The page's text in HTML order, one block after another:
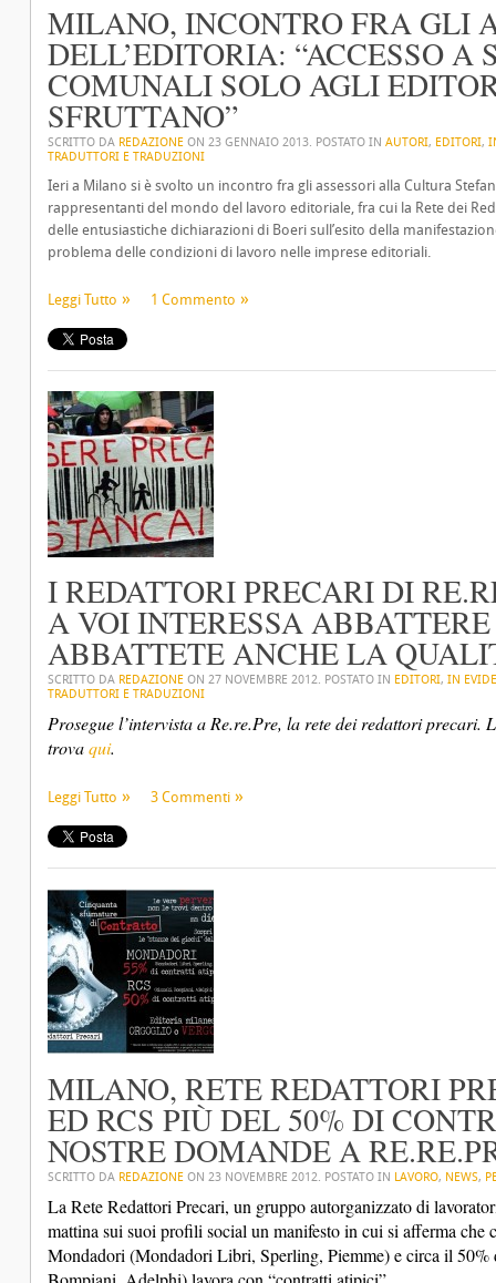
MILANO, INCONTRO FRA GLI
DELL’EDITORIA: “ACCESSO A
COMUNALI SOLO AGLI
SFRUTTANO”
SCRITTO DA REDAZIONE ON 23 GENNAIO 2013. POSTATO IN AUTORI, EDITORI,
TRADUTTORI E TRADUZIONI
Ieri a Milano si è svolto un incontro fra gli assessori alla Cultura
rappresentanti del mondo del lavoro editoriale, fra cui la Rete dei
delle entusiastiche dichiarazioni di Boeri sull’esito della
problema delle condizioni di lavoro nelle imprese editoriali.
Leggi Tutto 1 Commento
I REDATTORI PRECARI DI
A VOI INTERESSA
ABBATTETE ANCHE LA
SCRITTO DA REDAZIONE ON 27 NOVEMBRE 2012. POSTATO IN EDITORI, IN
TRADUTTORI E TRADUZIONI
Prosegue l’intervista a Re.re.Pre, la rete dei redattori precari.
trovaqui.
Leggi Tutto 3 Commenti
MILANO, RETE REDATTORI
ED RCS PIÙ DEL 50% DI
NOSTRE DOMANDE A
SCRITTO DA REDAZIONE ON 23 NOVEMBRE 2012. POSTATO IN LAVORO, NEWS,
La Rete Redattori Precari, un gruppo autorganizzato di
mattina sui suoi profili social un manifesto in cui si afferma che
Mondadori (Mondadori Libri, Sperling, Piemme) e circa il